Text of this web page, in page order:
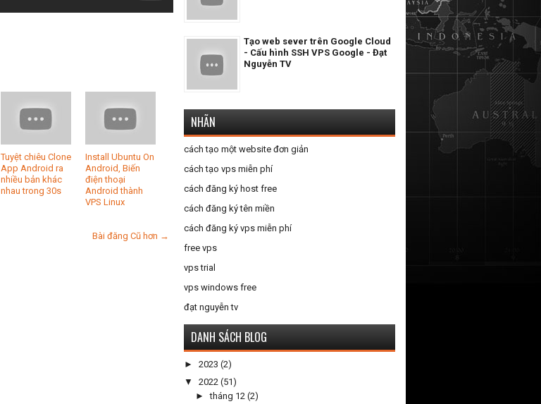
Tuyệt chiêu Clone
App Android ra
nhiều bản khác
nhau trong 30s
Install Ubuntu On
Android, Biến
điện thoại
Android thành
VPS Linux
Bài đăng Cũ hơn →
Tạo web sever trên Google Cloud
- Cấu hình SSH VPS Google - Đạt
Nguyễn TV
NHÃN
cách tạo một website đơn giản
cách tạo vps miễn phí
cách đăng ký host free
cách đăng ký tên miền
cách đăng ký vps miễn phí
free vps
vps trial
vps windows free
đạt nguyễn tv
DANH SÁCH BLOG
► 2023 (2)
▼
2022 (51)
►tháng 12 (2)